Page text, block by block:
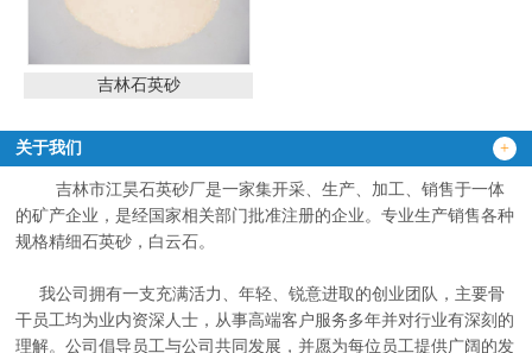
吉林石英砂
关于我们 +
吉林市江昊石英砂厂是一家集开采、生产、加工、销售于一体
的矿产企业，是经国家相关部门批准注册的企业。专业生产销售各种
规格精细石英砂，白云石。
我公司拥有一支充满活力、年轻、锐意进取的创业团队，主要骨
干员工均为业内资深人士，从事高端客户服务多年并对行业有深刻的
理解。公司倡导员工与公司共同发展，并愿为每位员工提供广阔的发